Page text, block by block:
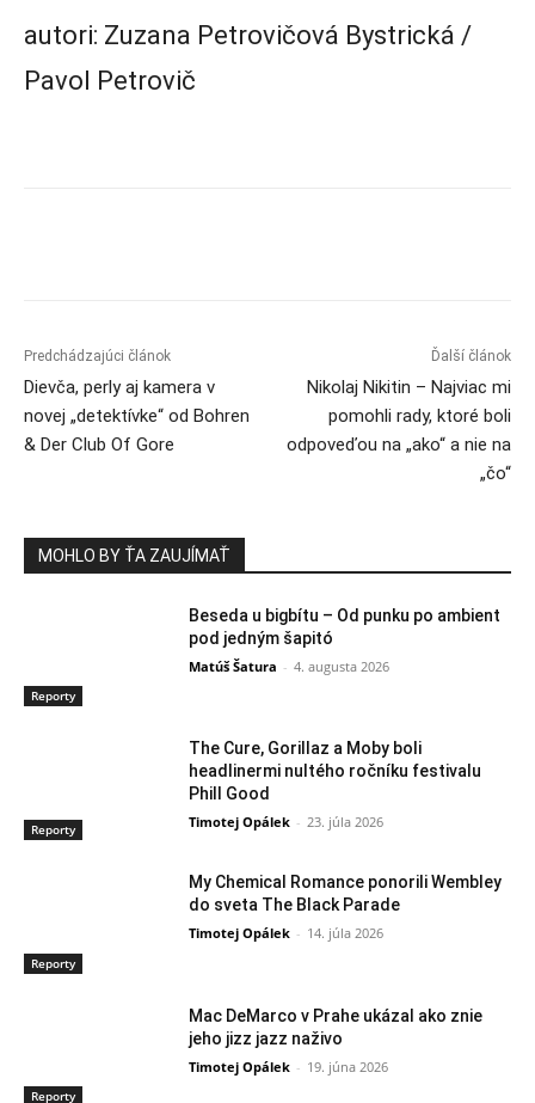
autori: Zuzana Petrovičová Bystrická /
Pavol Petrovič
Predchádzajúci článok
Dievča, perly aj kamera v
novej „detektívke“ od Bohren
& Der Club Of Gore
Ďalší článok
Nikolaj Nikitin – Najviac mi
pomohli rady, ktoré boli
odpoveďou na „ako“ a nie na
„čo“
MOHLO BY ŤA ZAUJÍMAŤ
Reporty
Beseda u bigbítu – Od punku po ambient
pod jedným šapitó
Matúš Šatura - 4. augusta 2026
Reporty
The Cure, Gorillaz a Moby boli
headlinermi nultého ročníku festivalu
Phill Good
Timotej Opálek - 23. júla 2026
Reporty
My Chemical Romance ponorili Wembley
do sveta The Black Parade
Timotej Opálek - 14. júla 2026
Reporty
Mac DeMarco v Prahe ukázal ako znie
jeho jizz jazz naživo
Timotej Opálek - 19. júna 2026